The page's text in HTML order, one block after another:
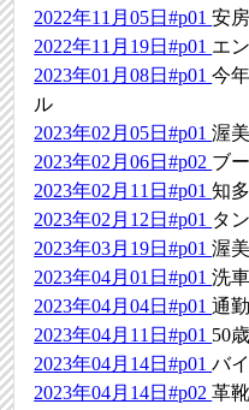
2022年11月05日#p01安
2022年11月19日#p01 エ
2023年01月08日#p01今
ル
2023年02月05日#p01渥
2023年02月06日#p02 ブ
2023年02月11日#p01知
2023年02月12日#p01 タ
2023年03月19日#p01渥
2023年04月01日#p01洗車
2023年04月04日#p01通勤
2023年04月11日#p01 50歳
2023年04月14日#p01バ
2023年04月14日#p02革